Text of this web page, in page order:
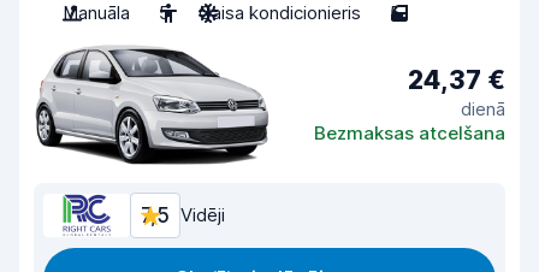
Manuāla
5 Gaisa kondicionieris 5
24,37 €
dienā
Bezmaksas atcelšana
7,5 Vidēji